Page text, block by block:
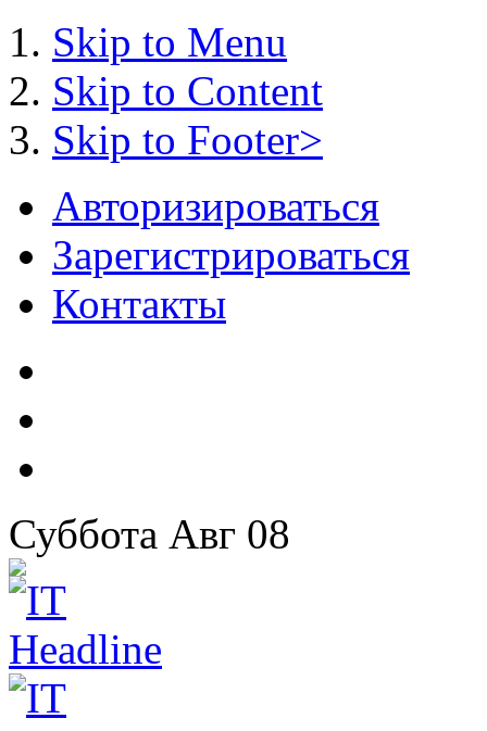
Skip to Menu
Skip to Content
Skip to Footer>
Авторизироваться
Зарегистрироваться
Контакты
Суббота Авг 08